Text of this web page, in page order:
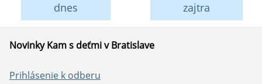
dnes zajtra
Novinky Kam s deťmi v Bratislave
Prihlásenie k odberu